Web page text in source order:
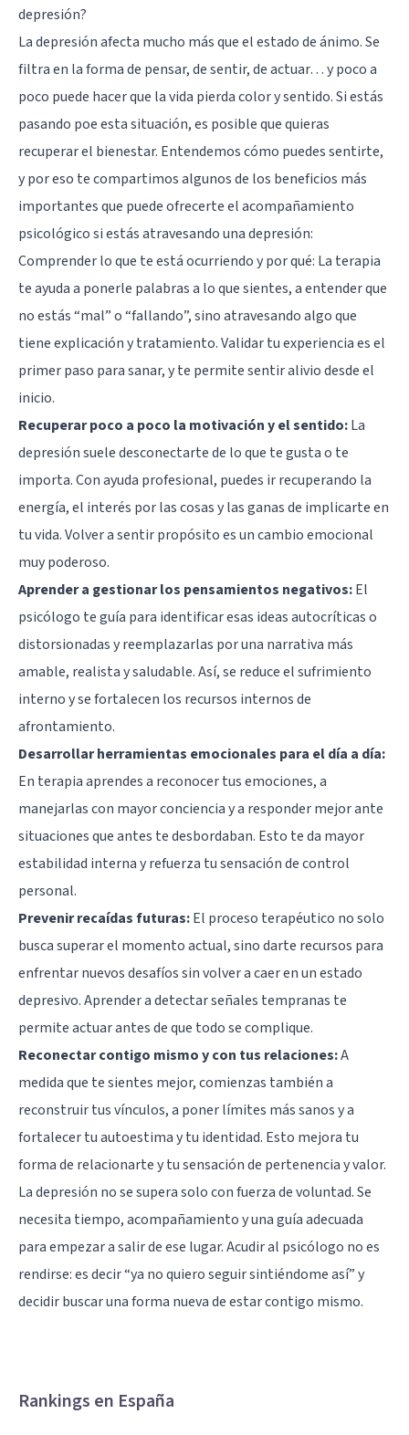
depresión?
La depresión afecta mucho más que el estado de ánimo. Se
filtra en la forma de pensar, de sentir, de actuar… y poco a
poco puede hacer que la vida pierda color y sentido. Si estás
pasando poe esta situación, es posible que quieras
recuperar el bienestar. Entendemos cómo puedes sentirte,
y por eso te compartimos algunos de los beneficios más
importantes que puede ofrecerte el acompañamiento
psicológico si estás atravesando una depresión:
Comprender lo que te está ocurriendo y por qué: La terapia
te ayuda a ponerle palabras a lo que sientes, a entender que
no estás “mal” o “fallando”, sino atravesando algo que
tiene explicación y tratamiento. Validar tu experiencia es el
primer paso para sanar, y te permite sentir alivio desde el
inicio.
Recuperar poco a poco la motivación y el sentido:La
depresión suele desconectarte de lo que te gusta o te
importa. Con ayuda profesional, puedes ir recuperando la
energía, el interés por las cosas y las ganas de implicarte en
tu vida. Volver a sentir propósito es un cambio emocional
muy poderoso.
Aprender a gestionar los pensamientos negativos:El
psicólogo te guía para identificar esas ideas autocríticas o
distorsionadas y reemplazarlas por una narrativa más
amable, realista y saludable. Así, se reduce el sufrimiento
interno y se fortalecen los recursos internos de
afrontamiento.
Desarrollar herramientas emocionales para el día a día:
En terapia aprendes a reconocer tus emociones, a
manejarlas con mayor conciencia y a responder mejor ante
situaciones que antes te desbordaban. Esto te da mayor
estabilidad interna y refuerza tu sensación de control
personal.
Prevenir recaídas futuras:El proceso terapéutico no solo
busca superar el momento actual, sino darte recursos para
enfrentar nuevos desafíos sin volver a caer en un estado
depresivo. Aprender a detectar señales tempranas te
permite actuar antes de que todo se complique.
Reconectar contigo mismo y con tus relaciones:A
medida que te sientes mejor, comienzas también a
reconstruir tus vínculos, a poner límites más sanos y a
fortalecer tu autoestima y tu identidad. Esto mejora tu
forma de relacionarte y tu sensación de pertenencia y valor.
La depresión no se supera solo con fuerza de voluntad. Se
necesita tiempo, acompañamiento y una guía adecuada
para empezar a salir de ese lugar. Acudir al psicólogo no es
rendirse: es decir “ya no quiero seguir sintiéndome así” y
decidir buscar una forma nueva de estar contigo mismo.
Rankings en España